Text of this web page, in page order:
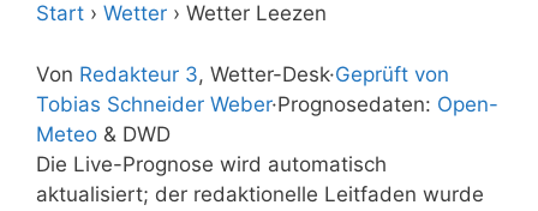
Start › Wetter › Wetter Leezen
Von Redakteur 3, Wetter-Desk·Geprüft von
Tobias Schneider Weber·Prognosedaten: Open-
Meteo & DWD
Die Live-Prognose wird automatisch
aktualisiert; der redaktionelle Leitfaden wurde